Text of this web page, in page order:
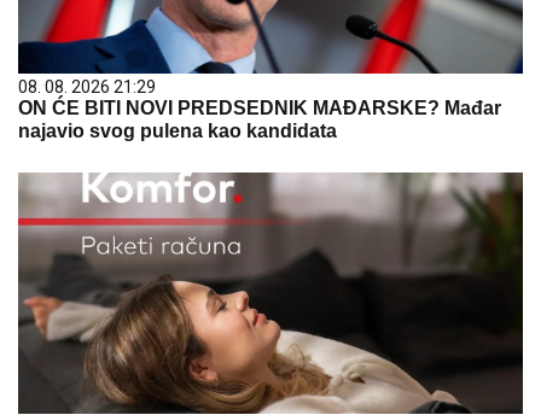
08. 08. 2026 21:29
ON ĆE BITI NOVI PREDSEDNIK MAĐARSKE? Mađar
najavio svog pulena kao kandidata